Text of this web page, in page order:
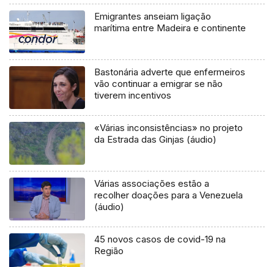
Emigrantes anseiam ligação
marítima entre Madeira e continente
Bastonária adverte que enfermeiros
vão continuar a emigrar se não
tiverem incentivos
«Várias inconsistências» no projeto
da Estrada das Ginjas (áudio)
Várias associações estão a
recolher doações para a Venezuela
(áudio)
45 novos casos de covid-19 na
Região